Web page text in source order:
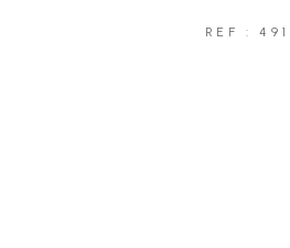
REF : 491